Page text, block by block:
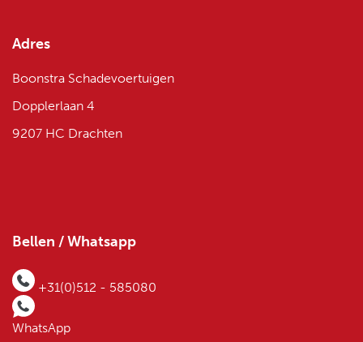
Adres
Boonstra Schadevoertuigen
Dopplerlaan 4
9207 HC Drachten
Bellen / Whatsapp
+31(0)512 - 585080
WhatsApp